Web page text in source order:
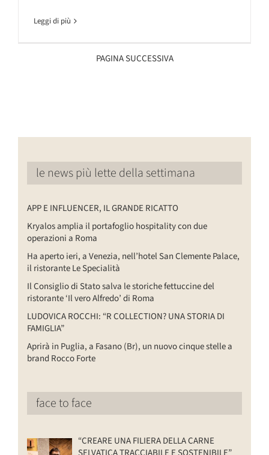
Leggi di più
PAGINA SUCCESSIVA
le news più lette della settimana
APP E INFLUENCER, IL GRANDE RICATTO
Kryalos amplia il portafoglio hospitality con due
operazioni a Roma
Ha aperto ieri, a Venezia, nell’hotel San Clemente Palace,
il ristorante Le Specialità
Il Consiglio di Stato salva le storiche fettuccine del
ristorante ‘Il vero Alfredo’ di Roma
LUDOVICA ROCCHI: “R COLLECTION? UNA STORIA DI
FAMIGLIA”
Aprirà in Puglia, a Fasano (Br), un nuovo cinque stelle a
brand Rocco Forte
face to face
“CREARE UNA FILIERA DELLA CARNE